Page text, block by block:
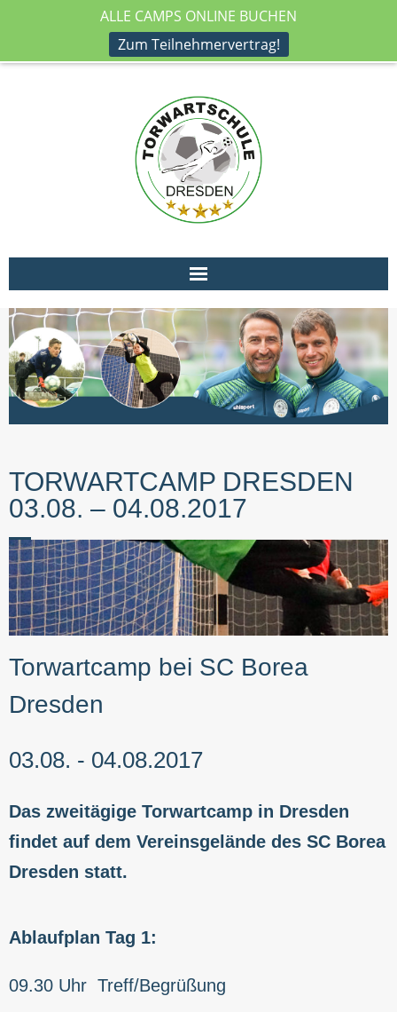
ALLE CAMPS ONLINE BUCHEN
Zum Teilnehmervertrag!
Immer alle News zuerst auf Facebook:
Startseite
Club
Torwart-Training
Keeper-Battle
News
Kontakt
SHOP
TORWARTCAMP DRESDEN
03.08. – 04.08.2017
Torwartcamp bei SC Borea
Dresden
03.08. - 04.08.2017
Das zweitägige Torwartcamp in Dresden
findet auf dem Vereinsgelände des SC Borea
Dresden statt.
Ablaufplan Tag 1:
09.30 Uhr Treff/Begrüßung